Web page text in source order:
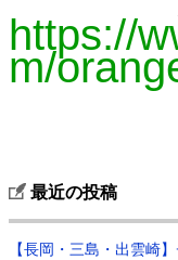
https://
m/
最近の投稿
【長岡・三島・出雲崎